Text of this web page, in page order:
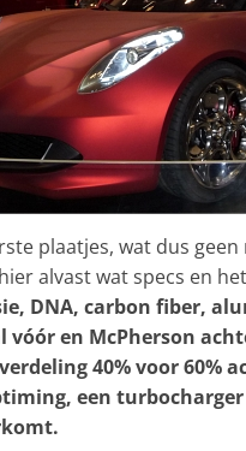
plaatjes, wat dus
alvast wat specs en
DNA, carbon fiber,
en McPherson
40% voor 60%
een